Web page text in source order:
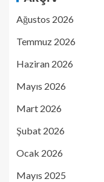
Ağustos 2026
Temmuz 2026
Haziran 2026
Mayıs 2026
Mart 2026
Şubat 2026
Ocak 2026
Mayıs 2025